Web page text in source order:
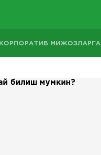
КОРПОРАТИВ МИЖОЗЛАРГА